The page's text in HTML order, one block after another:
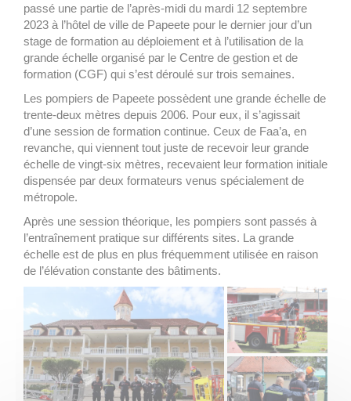
passé une partie de l’après-midi du mardi 12 septembre
2023 à l’hôtel de ville de Papeete pour le dernier jour d’un
stage de formation au déploiement et à l’utilisation de la
grande échelle organisé par le Centre de gestion et de
formation (CGF) qui s’est déroulé sur trois semaines.
Les pompiers de Papeete possèdent une grande échelle de
trente-deux mètres depuis 2006. Pour eux, il s’agissait
d’une session de formation continue. Ceux de Faa’a, en
revanche, qui viennent tout juste de recevoir leur grande
échelle de vingt-six mètres, recevaient leur formation initiale
dispensée par deux formateurs venus spécialement de
métropole.
Après une session théorique, les pompiers sont passés à
l’entraînement pratique sur différents sites. La grande
échelle est de plus en plus fréquemment utilisée en raison
de l’élévation constante des bâtiments.